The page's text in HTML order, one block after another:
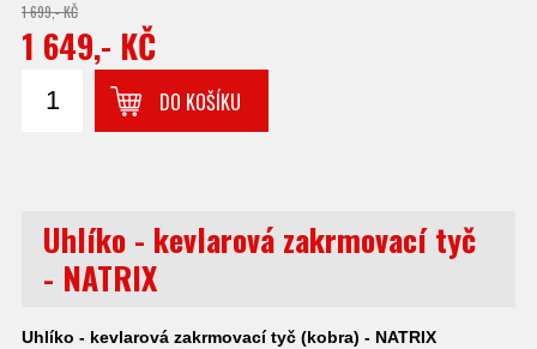
1 699,- KČ
1 649,- KČ
DO KOŠÍKU
Uhlíko - kevlarová zakrmovací tyč
- NATRIX
Uhlíko - kevlarová zakrmovací tyč (kobra) - NATRIX